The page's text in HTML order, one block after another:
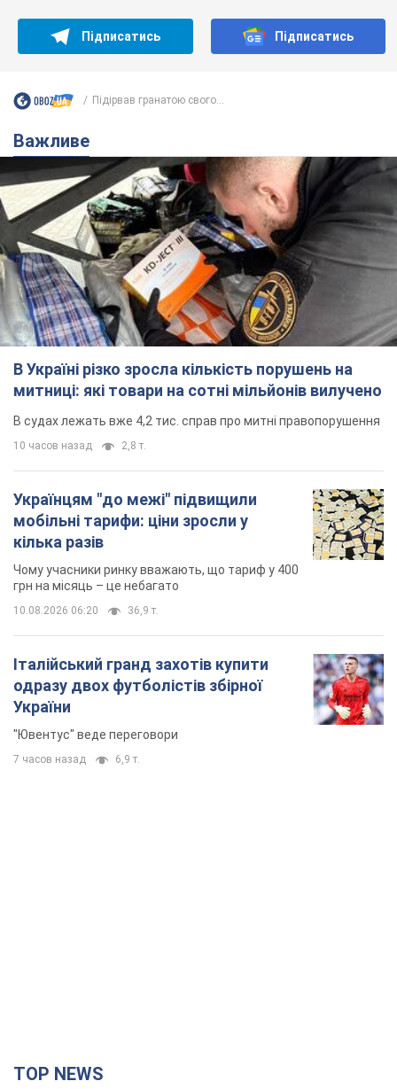
Підписатись Підписатись
Підірвав гранатою свого...
Важливе
В Україні різко зросла кількість порушень на
митниці: які товари на сотні мільйонів вилучено
В судах лежать вже 4,2 тис. справ про митні правопорушення
10 часов назад 2,8 т.
Українцям "до межі" підвищили
мобільні тарифи: ціни зросли у
кілька разів
Чому учасники ринку вважають, що тариф у 400
грн на місяць – це небагато
10.08.2026 06:20 36,9 т.
Італійський гранд захотів купити
одразу двох футболістів збірної
України
"Ювентус" веде переговори
7 часов назад 6,9 т.
TOP NEWS